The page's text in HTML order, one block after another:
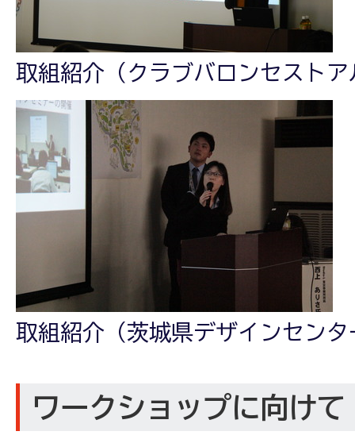
取組紹介（クラブバロンセスト
取組紹介（茨城県デザインセンタ
ワークショップに向けて